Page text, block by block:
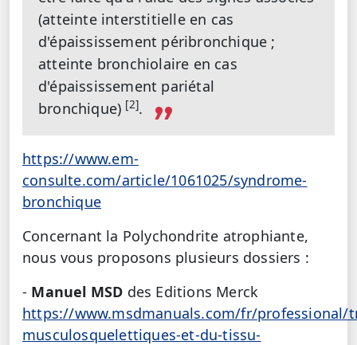
(atteinte interstitielle en cas
d'épaississement péribronchique ;
atteinte bronchiolaire en cas
d'épaississement pariétal
bronchique) [2].
https://www.em-
consulte.com/article/1061025/syndrome-
bronchique
Concernant la Polychondrite atrophiante,
nous vous proposons plusieurs dossiers :
- Manuel MSD des Editions Merck
https://www.msdmanuals.com/fr/professional/
musculosquelettiques-et-du-tissu-